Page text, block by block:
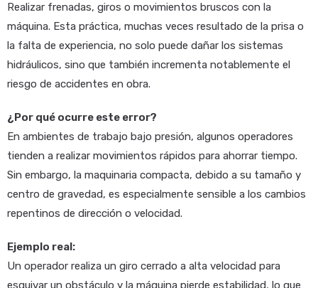
Realizar frenadas, giros o movimientos bruscos con la
máquina. Esta práctica, muchas veces resultado de la prisa o
la falta de experiencia, no solo puede dañar los sistemas
hidráulicos, sino que también incrementa notablemente el
riesgo de accidentes en obra.
¿Por qué ocurre este error?
En ambientes de trabajo bajo presión, algunos operadores
tienden a realizar movimientos rápidos para ahorrar tiempo.
Sin embargo, la maquinaria compacta, debido a su tamaño y
centro de gravedad, es especialmente sensible a los cambios
repentinos de dirección o velocidad.
Ejemplo real:
Un operador realiza un giro cerrado a alta velocidad para
esquivar un obstáculo y la máquina pierde estabilidad, lo que